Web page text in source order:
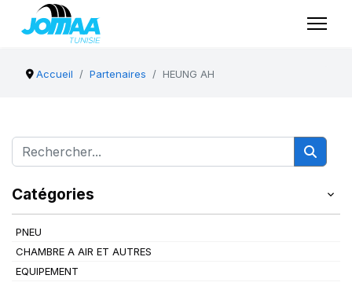
Accueil Partenaires HEUNG AH
Catégories
PNEU
CHAMBRE A AIR ET AUTRES
EQUIPEMENT